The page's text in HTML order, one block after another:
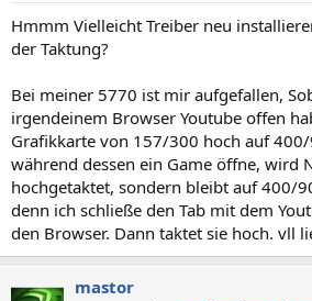
Hmmm Vielleicht Treiber neu
der Taktung?
Bei meiner 5770 ist mir aufgefallen,
irgendeinem Browser Youtube offen
Grafikkarte von 157/300 hoch auf
während dessen ein Game öffne, wird
hochgetaktet, sondern bleibt auf 400/
denn ich schließe den Tab mit dem
den Browser. Dann taktet sie hoch. vll
mastor